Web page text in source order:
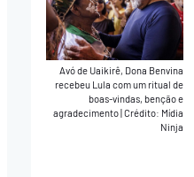
Avó de Uaikirê, Dona Benvina
recebeu Lula com um ritual de
boas-vindas, benção e
agradecimento|Crédito: Mídia
Ninja